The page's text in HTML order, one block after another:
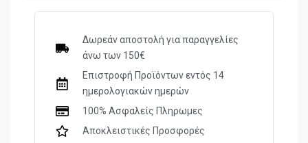
Δωρεάν αποστολή για παραγγελίες
άνω των 150€
Επιστροφή Προϊόντων εντός 14
ημερολογιακών ημερών
100% Ασφαλείς Πληρωμες
Αποκλειστικές Προσφορές